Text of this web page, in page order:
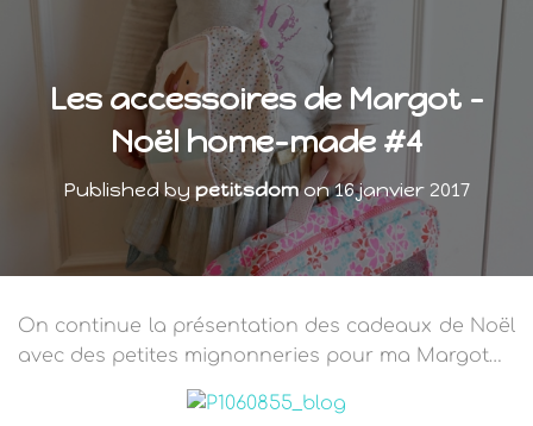
/
A
Les accessoires de Margot –
Noël home-made #4
Published by petitsdomon16 janvier 2017
On continue la présentation des cadeaux de Noël
avec des petites mignonneries pour ma Margot…